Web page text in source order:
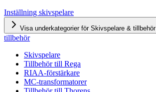
Inställning skivspelare
Visa underkategorier för Skivspelare & tillbehör
tillbehör
Skivspelare
Tillbehör till Rega
RIAA-förstärkare
MC-transformatorer